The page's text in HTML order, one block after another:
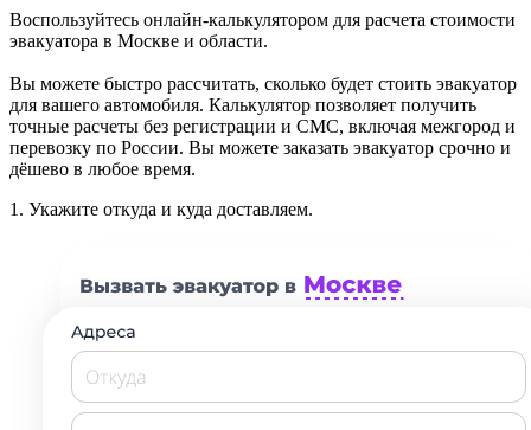
Воспользуйтесь онлайн-калькулятором для расчета стоимости
эвакуатора в Москве и области.
Вы можете быстро рассчитать, сколько будет стоить эвакуатор
для вашего автомобиля. Калькулятор позволяет получить
точные расчеты без регистрации и СМС, включая межгород и
перевозку по России. Вы можете заказать эвакуатор срочно и
дёшево в любое время.
1. Укажите откуда и куда доставляем.